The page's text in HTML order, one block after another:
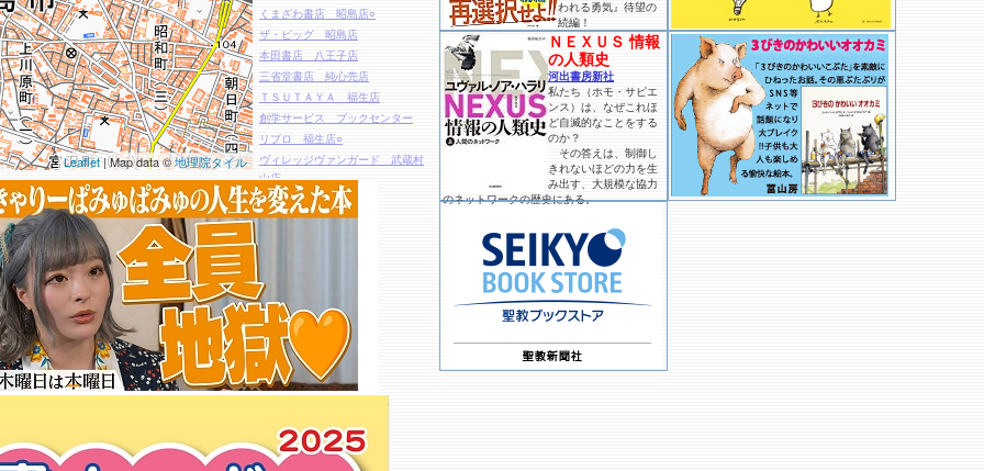
Leaflet| Map data ©地理院タイル
くまざわ書店 昭島店○
ザ・ビッグ 昭島店
本田書店 八王子店
三省堂書店 純心売店
ＴＳＵＴＡＹＡ 福生店
創学サービス ブックセンター
リブロ 福生店○
ヴィレッジヴァンガード 武蔵村
山店
アニメイト イオンモールむさし
村山
未来屋書店 多摩平の森店○
ＪＯＹＦＵＬ－２ 瑞穂店
工学院大学学園生協 書籍部八王
子店
東京都立大学生協 日野購買書籍
部
ファミコンワールドぱお 羽村店
ＨＭＶ立川
われる勇気』待望の
続編！
ＮＥＸＵＳ 情報
の人類史
河出書房新社
私たち（ホモ・サピエ
ンス）は、なぜこれほ
ど自滅的なことをする
のか？
その答えは、制御し
きれないほどの力を生
み出す、大規模な協力
のネットワークの歴史にある。